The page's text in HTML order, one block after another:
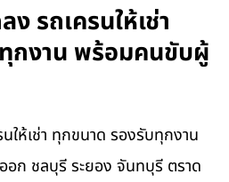
ง รถเครนให้เช่า
กงาน พร้อมคนขับผู้
ให้เช่า ทุกขนาด รองรับทุกงาน
ก ชลบุรี ระยอง จันทบุรี ตราด